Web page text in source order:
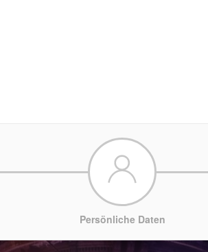
Persönliche Daten